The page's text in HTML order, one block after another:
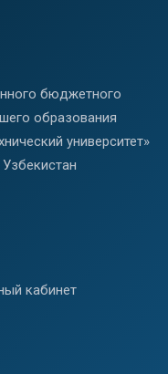
бюджетного
образования
университет»
кабинет